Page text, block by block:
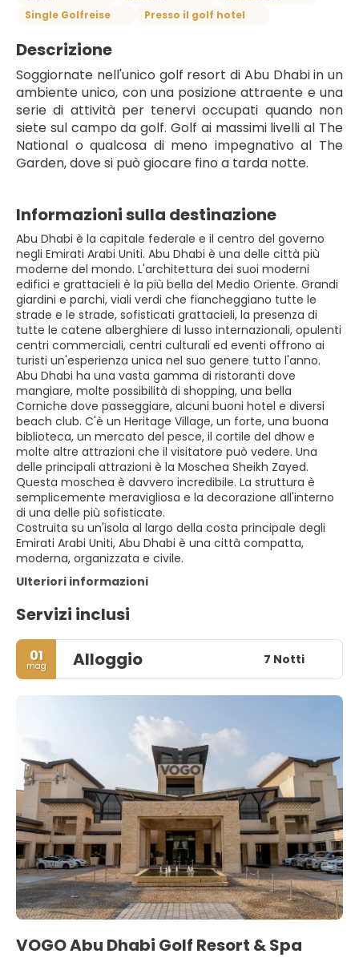
Single Golfreise
Presso il golf hotel
Descrizione
Soggiornate nell'unico golf resort di Abu Dhabi in un
ambiente unico, con una posizione attraente e una
serie di attività per tenervi occupati quando non
siete sul campo da golf. Golf ai massimi livelli al The
National o qualcosa di meno impegnativo al The
Garden, dove si può giocare fino a tarda notte.
Informazioni sulla destinazione
Abu Dhabi è la capitale federale e il centro del governo
negli Emirati Arabi Uniti. Abu Dhabi è una delle città più
moderne del mondo. L'architettura dei suoi moderni
edifici e grattacieli è la più bella del Medio Oriente. Grandi
giardini e parchi, viali verdi che fiancheggiano tutte le
strade e le strade, sofisticati grattacieli, la presenza di
tutte le catene alberghiere di lusso internazionali, opulenti
centri commerciali, centri culturali ed eventi offrono ai
turisti un'esperienza unica nel suo genere tutto l'anno.
Abu Dhabi ha una vasta gamma di ristoranti dove
mangiare, molte possibilità di shopping, una bella
Corniche dove passeggiare, alcuni buoni hotel e diversi
beach club. C'è un Heritage Village, un forte, una buona
biblioteca, un mercato del pesce, il cortile del dhow e
molte altre attrazioni che il visitatore può vedere. Una
delle principali attrazioni è la Moschea Sheikh Zayed.
Questa moschea è davvero incredibile. La struttura è
semplicemente meravigliosa e la decorazione all'interno
di una delle più sofisticate.
Costruita su un'isola al largo della costa principale degli
Emirati Arabi Uniti, Abu Dhabi è una città compatta,
moderna, organizzata e civile.
Ulteriori informazioni
Servizi inclusi
01
mag Alloggio 7 Notti
VOGO Abu Dhabi Golf Resort & Spa